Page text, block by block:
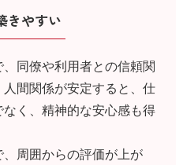
きやすい
同僚や利用者との信頼関
間関係が安定すると、仕
く、精神的な安心感も得
周囲からの評価が上が